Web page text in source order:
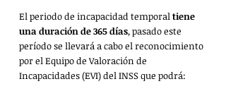
El periodo de incapacidad temporal tiene
una duración de 365 días, pasado este
período se llevará a cabo el reconocimiento
por el Equipo de Valoración de
Incapacidades (EVI) del INSS que podrá: